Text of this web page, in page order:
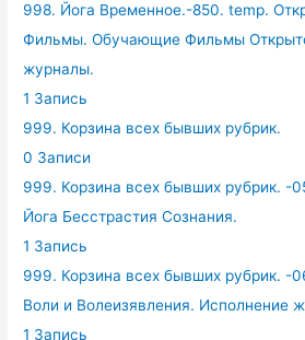
998. Йога Временное.-850. temp.
Фильмы. Обучающие Фильмы
журналы.
1 Запись
999. Корзина всех бывших рубрик.
0 Записи
999. Корзина всех бывших рубрик. -
Йога Бесстрастия Сознания.
1 Запись
999. Корзина всех бывших рубрик. -
Воли и Волеизявления. Исполнение
1 Запись